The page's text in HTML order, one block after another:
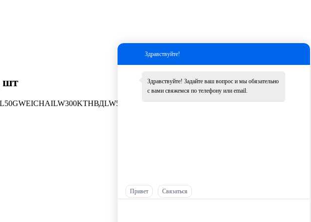
шт
WEICHAILW300KТНВДLW500K
Другие
Здравствуйте!
Здравствуйте! Задайте ваш вопрос и мы обязательно
с вами свяжемся по телефону или email.
Привет Связаться